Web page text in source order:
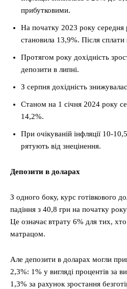
прибутковими.
На початку 2023 року середня
становила 13,9%. Після сплати
Протягом року дохідність
депозити в липні.
З серпня дохідність
Станом на 1 січня 2024 року
14,2%.
При очікуваній інфляції 10-
рятують від знецінення.
Депозити в доларах
З одного боку, курс готівкового
падіння з 40,8 грн на початку
Це означає втрату 6% для тих,
матрацом.
Але депозити в доларах могли
2,3%: 1% у вигляді процентів за
1,3% за рахунок зростання